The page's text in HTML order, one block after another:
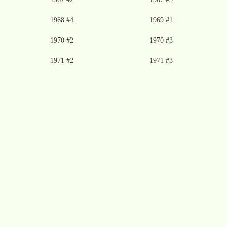
Ingen bild tillgänglig
1968 #4 Ingen bild tillgänglig
1969 #1
Ingen bild tillgänglig
1970 #2 Ingen bild tillgänglig
1970 #3
Ingen bild tillgänglig
1971 #2 Ingen bild tillgänglig
1971 #3